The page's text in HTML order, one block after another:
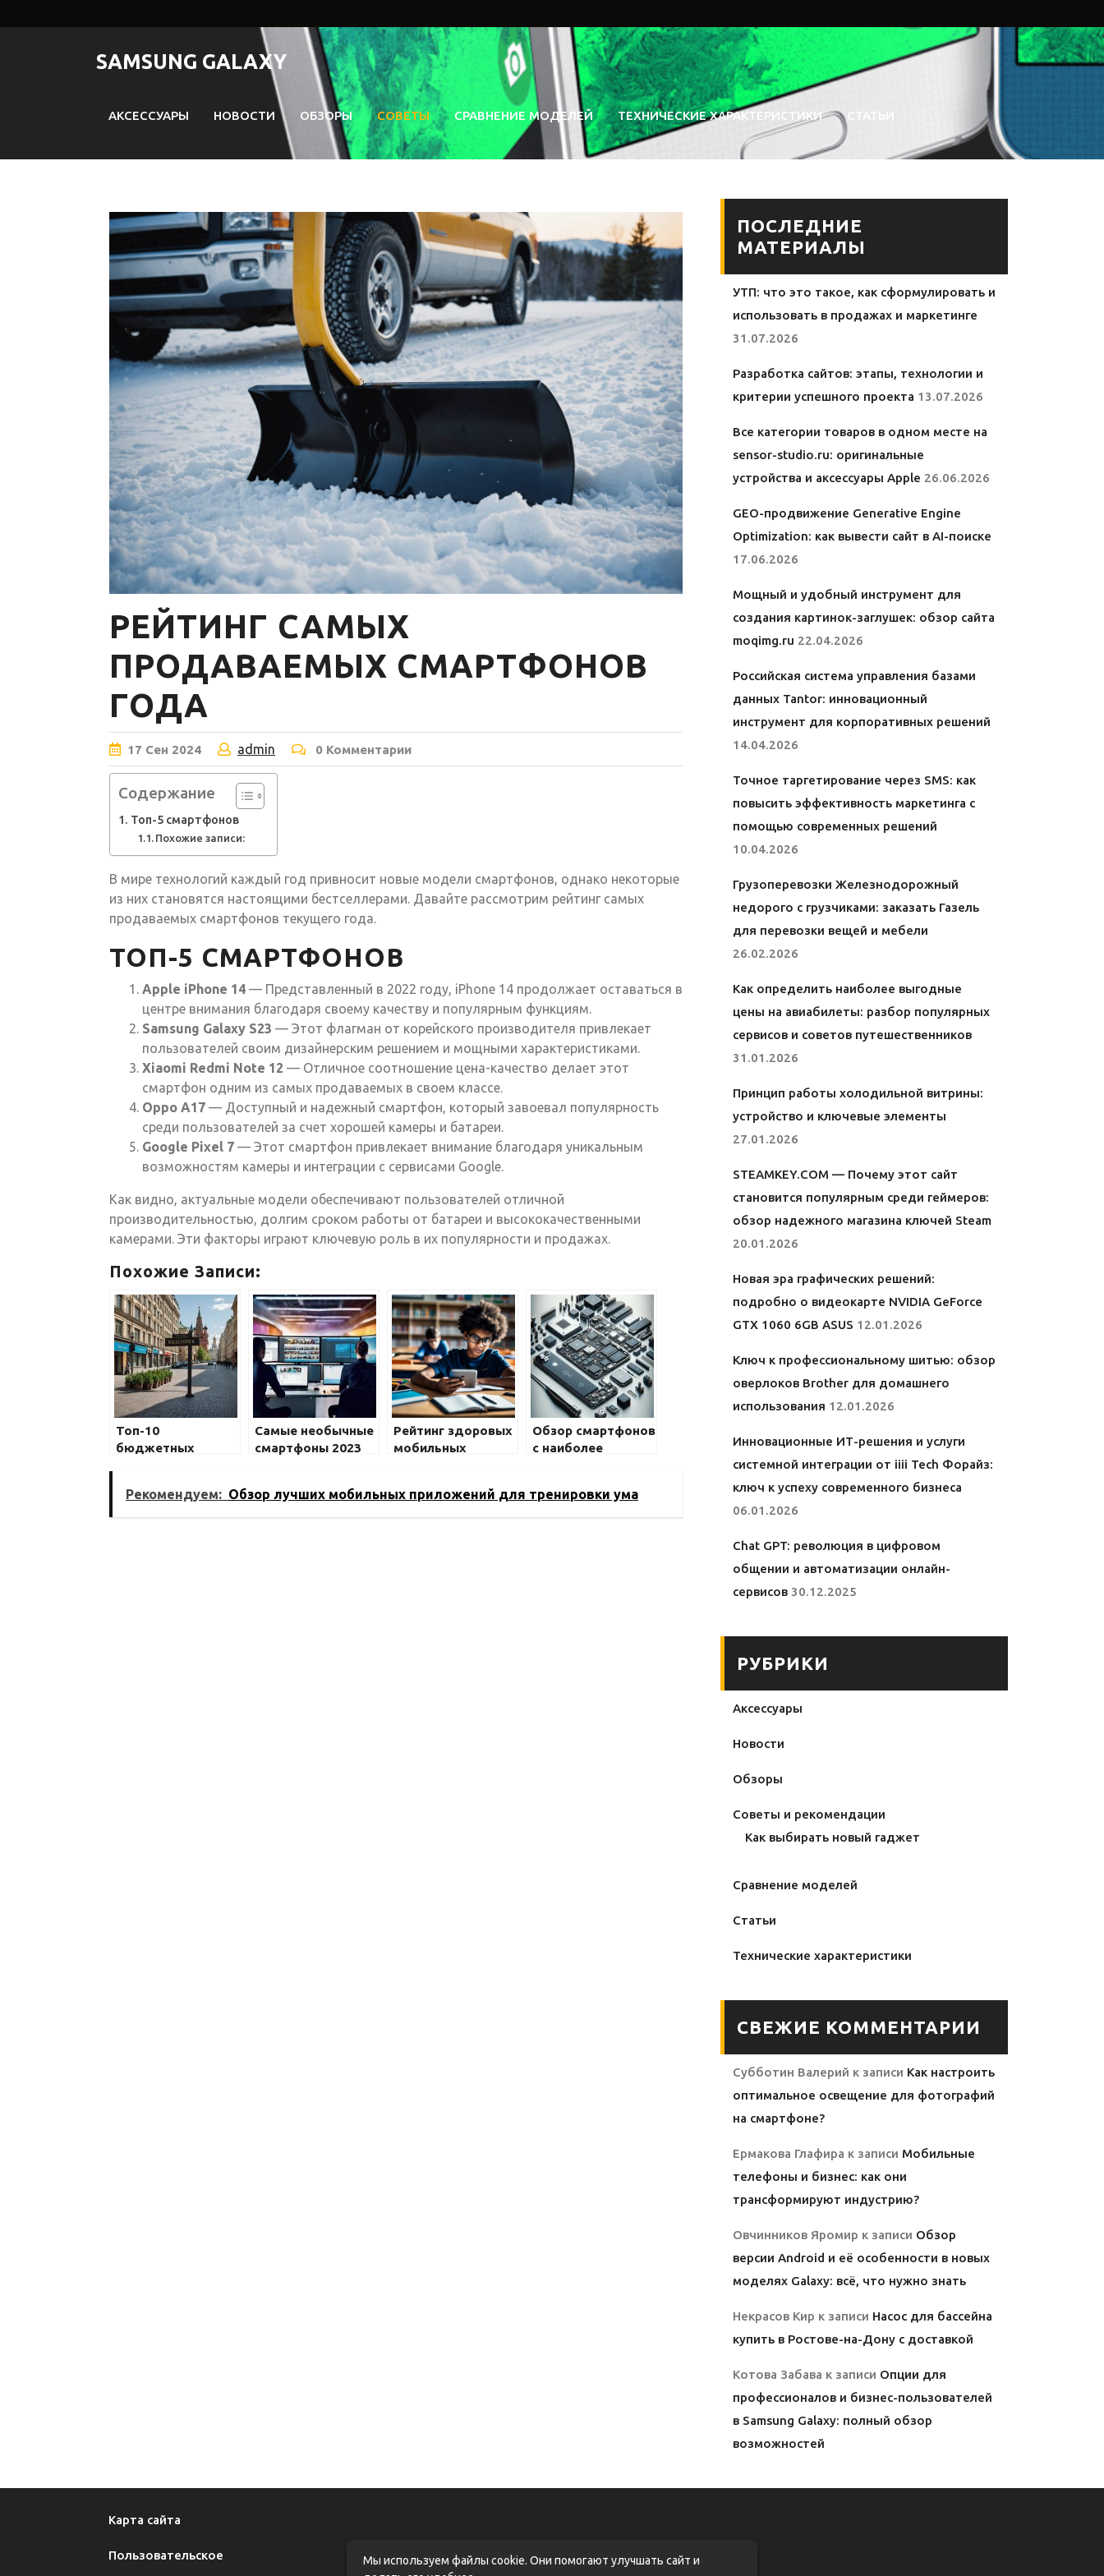
к
SAMSUNG GALAXY
АКСЕССУАРЫ НОВОСТИ ОБЗОРЫ СОВЕТЫ СРАВНЕНИЕ МОДЕЛЕЙ ТЕХНИЧЕСКИЕ ХАРАКТЕРИСТИКИ СТАТЬИ
РЕЙТИНГ САМЫХ
ПРОДАВАЕМЫХ СМАРТФОНОВ
ГОДА
17 Сен 2024 admin 0 Комментарии
Содержание
Топ-5 смартфонов
Похожие записи:
В мире технологий каждый год привносит новые модели смартфонов, однако некоторые
из них становятся настоящими бестселлерами. Давайте рассмотрим рейтинг самых
продаваемых смартфонов текущего года.
ТОП-5 СМАРТФОНОВ
Apple iPhone 14 — Представленный в 2022 году, iPhone 14 продолжает оставаться в
центре внимания благодаря своему качеству и популярным функциям.
Samsung Galaxy S23 — Этот флагман от корейского производителя привлекает
пользователей своим дизайнерским решением и мощными характеристиками.
Xiaomi Redmi Note 12 — Отличное соотношение цена-качество делает этот
смартфон одним из самых продаваемых в своем классе.
Oppo A17 — Доступный и надежный смартфон, который завоевал популярность
среди пользователей за счет хорошей камеры и батареи.
Google Pixel 7 — Этот смартфон привлекает внимание благодаря уникальным
возможностям камеры и интеграции с сервисами Google.
Как видно, актуальные модели обеспечивают пользователей отличной
производительностью, долгим сроком работы от батареи и высококачественными
камерами. Эти факторы играют ключевую роль в их популярности и продажах.
Похожие Записи:
Топ-10
бюджетных
Самые необычные
смартфоны 2023
Рейтинг здоровых
мобильных
фитнеса
Обзор смартфонов
с наиболее
Рекомендуем: Обзор лучших мобильных приложений для тренировки ума
ПОСЛЕДНИЕ
МАТЕРИАЛЫ
УТП: что это такое, как сформулировать и
использовать в продажах и маркетинге
31.07.2026
Разработка сайтов: этапы, технологии и
критерии успешного проекта 13.07.2026
Все категории товаров в одном месте на
sensor-studio.ru: оригинальные
устройства и аксессуары Apple 26.06.2026
GEO-продвижение Generative Engine
Optimization: как вывести сайт в AI-поиске
17.06.2026
Мощный и удобный инструмент для
создания картинок-заглушек: обзор сайта
moqimg.ru 22.04.2026
Российская система управления базами
данных Tantor: инновационный
инструмент для корпоративных решений
14.04.2026
Точное таргетирование через SMS: как
повысить эффективность маркетинга с
помощью современных решений
10.04.2026
Грузоперевозки Железнодорожный
недорого с грузчиками: заказать Газель
для перевозки вещей и мебели
26.02.2026
Как определить наиболее выгодные
цены на авиабилеты: разбор популярных
сервисов и советов путешественников
31.01.2026
Принцип работы холодильной витрины:
устройство и ключевые элементы
27.01.2026
STEAMKEY.COM — Почему этот сайт
становится популярным среди геймеров:
обзор надежного магазина ключей Steam
20.01.2026
Новая эра графических решений:
подробно о видеокарте NVIDIA GeForce
GTX 1060 6GB ASUS 12.01.2026
Ключ к профессиональному шитью: обзор
оверлоков Brother для домашнего
использования 12.01.2026
Инновационные ИТ-решения и услуги
системной интеграции от iiii Tech Форайз:
ключ к успеху современного бизнеса
06.01.2026
Chat GPT: революция в цифровом
общении и автоматизации онлайн-
сервисов 30.12.2025
РУБРИКИ
Аксессуары
Новости
Обзоры
Советы и рекомендации
Как выбирать новый гаджет
Сравнение моделей
Статьи
Технические характеристики
СВЕЖИЕ КОММЕНТАРИИ
Субботин Валерий к записи Как настроить
оптимальное освещение для фотографий
на смартфоне?
Ермакова Глафира к записи Мобильные
телефоны и бизнес: как они
трансформируют индустрию?
Овчинников Яромир к записи Обзор
версии Android и её особенности в новых
моделях Galaxy: всё, что нужно знать
Некрасов Кир к записи Насос для бассейна
купить в Ростове-на-Дону с доставкой
Котова Забава к записи Опции для
профессионалов и бизнес-пользователей
в Samsung Galaxy: полный обзор
возможностей
Карта сайта
Пользовательское
Мы используем файлы cookie. Они помогают улучшать сайт и